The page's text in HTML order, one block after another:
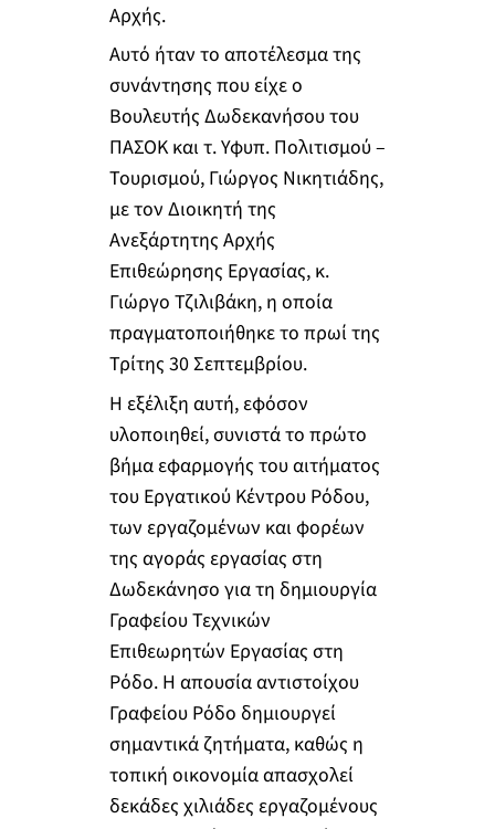
Αρχής.
Αυτό ήταν το αποτέλεσμα της
συνάντησης που είχε ο
Βουλευτής Δωδεκανήσου του
ΠΑΣΟΚ και τ. Υφυπ. Πολιτισμού –
Τουρισμού, Γιώργος Νικητιάδης,
με τον Διοικητή της
Ανεξάρτητης Αρχής
Επιθεώρησης Εργασίας, κ.
Γιώργο Τζιλιβάκη, η οποία
πραγματοποιήθηκε το πρωί της
Τρίτης 30 Σεπτεμβρίου.
Η εξέλιξη αυτή, εφόσον
υλοποιηθεί, συνιστά το πρώτο
βήμα εφαρμογής του αιτήματος
του Εργατικού Κέντρου Ρόδου,
των εργαζομένων και φορέων
της αγοράς εργασίας στη
Δωδεκάνησο για τη δημιουργία
Γραφείου Τεχνικών
Επιθεωρητών Εργασίας στη
Ρόδο. Η απουσία αντιστοίχου
Γραφείου Ρόδο δημιουργεί
σημαντικά ζητήματα, καθώς η
τοπική οικονομία απασχολεί
δεκάδες χιλιάδες εργαζομένους